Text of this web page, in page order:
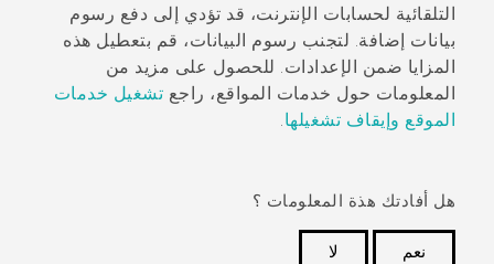
التلقائية لحسابات الإنترنت، قد تؤدي إلى دفع رسوم
بيانات إضافة. لتجنب رسوم البيانات، قم بتعطيل هذه
المزايا ضمن الإعدادات. للحصول على مزيد من
المعلومات حول خدمات المواقع، راجع تشغيل خدمات
الموقع وإيقاف تشغيلها.
هل أفادتك هذة المعلومات ؟
نعم
لا